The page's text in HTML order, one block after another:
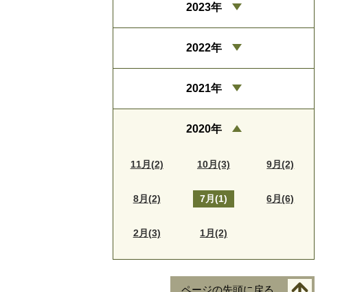
2023年
2022年
2021年
2020年
11月(2) 10月(3) 9月(2)
8月(2) 7月(1) 6月(6)
2月(3) 1月(2)